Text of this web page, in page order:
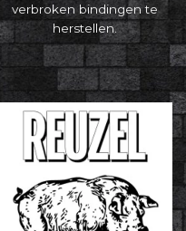
verbroken bindingen te
herstellen.